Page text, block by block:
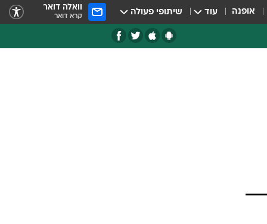
אופנה עוד שיתופי פעולה וואלה דואר
קרא דואר